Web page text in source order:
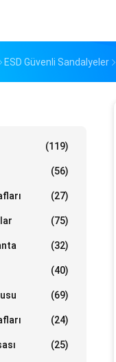
ESD Güvenli Sandalyeler
(119)
(56)
(27)
(75)
(32)
(40)
(69)
(24)
(25)